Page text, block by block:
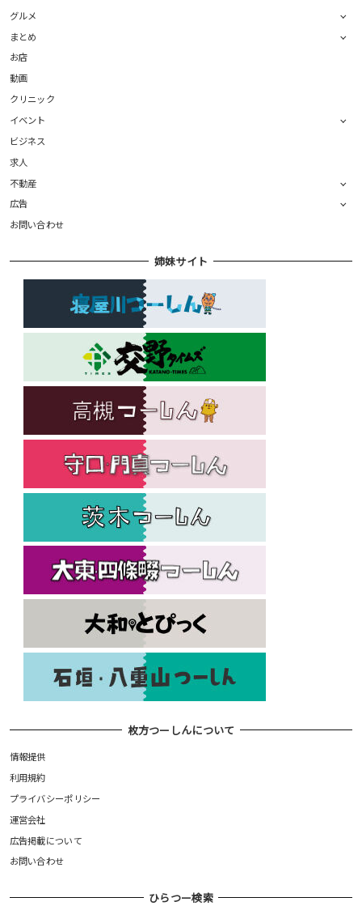
グルメ
まとめ
お店
動画
クリニック
イベント
ビジネス
求人
不動産
広告
お問い合わせ
姉妹サイト
枚方つーしんについて
情報提供
利用規約
プライバシーポリシー
運営会社
広告掲載について
お問い合わせ
ひらつー検索